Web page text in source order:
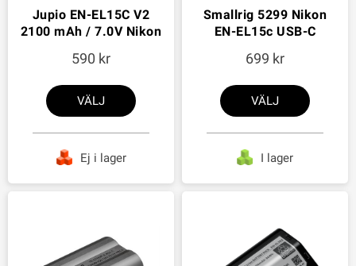
Jupio EN-EL15C V2
2100 mAh / 7.0V Nikon
590
VÄLJ
Ej i lager
Smallrig 5299 Nikon
EN-EL15c USB-C
699
VÄLJ
I lager